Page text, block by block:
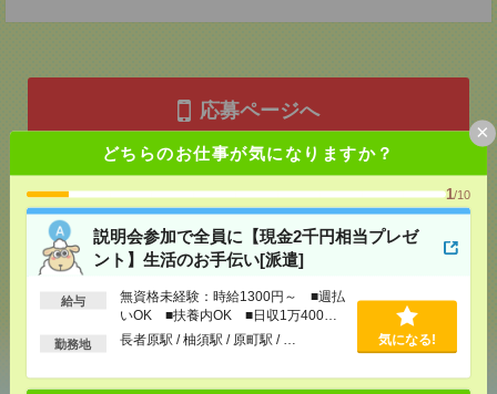
どちらのお仕事が気になりますか？
1/10
説明会参加で全員に【現金2千円相当プレゼ
ント】生活のお手伝い[派遣]
給与
無資格未経験：時給1300円～ ■週払
いOK ■扶養内OK ■日収1万400円
以上
勤務地 長者原駅 / 柚須駅 / 原町駅 / … 気になる!
×
応募ページへ
気になる！
メール で送る
シェア ツイート ブックマーク